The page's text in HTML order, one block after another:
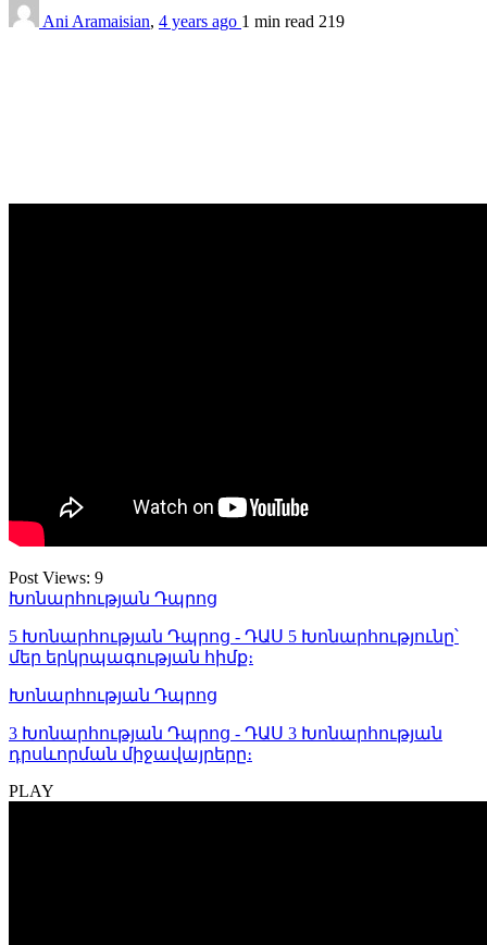
Ani Aramaisian, 4 years ago 1 min read 219
Post Views: 9
Խոնարհության Դպրոց
5 Խոնարհության Դպրոց - ԴԱՍ 5 Խոնարհությունը՝
մեր երկրպագության հիմք։
Խոնարհության Դպրոց
3 Խոնարհության Դպրոց - ԴԱՍ 3 Խոնարհության
դրսևորման միջավայրերը։
PLAY